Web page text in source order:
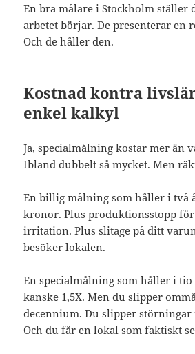
En bra målare i Stockholm ställer
arbetet börjar. De presenterar en
Och de håller den.
Kostnad kontra
enkel kalkyl
Ja, specialmålning kostar mer än
Ibland dubbelt så mycket. Men
En billig målning som håller i två
kronor. Plus produktionsstopp
irritation. Plus slitage på ditt
besöker lokalen.
En specialmålning som håller i
kanske 1,5X. Men du slipper
decennium. Du slipper störningar
Och du får en lokal som faktiskt